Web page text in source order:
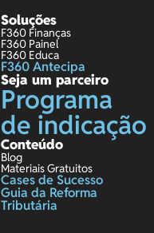
Soluções
F360 Finanças
F360 Painel
F360 Educa
F360 Antecipa
Seja um parceiro
Programa
de indicação
Conteúdo
Blog
Materiais Gratuitos
Cases de Sucesso
Guia da Reforma
Tributária